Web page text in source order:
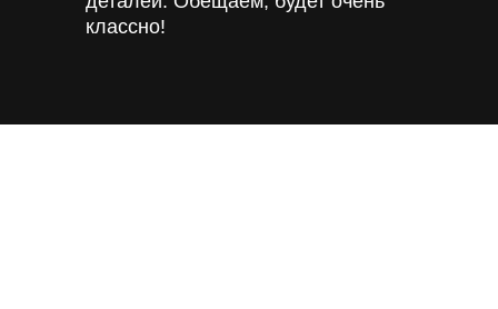
классно!